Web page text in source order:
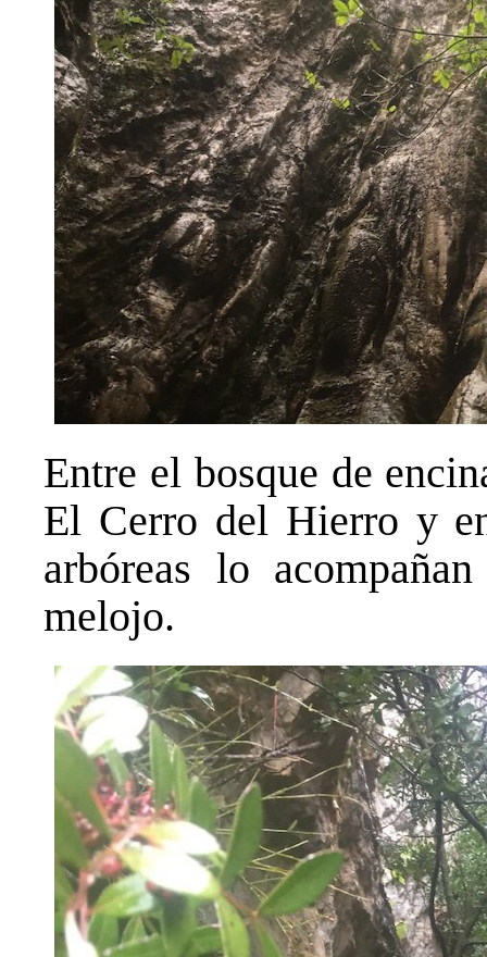
Entre el bosque de
El Cerro del Hierro y
arbóreas lo
melojo.